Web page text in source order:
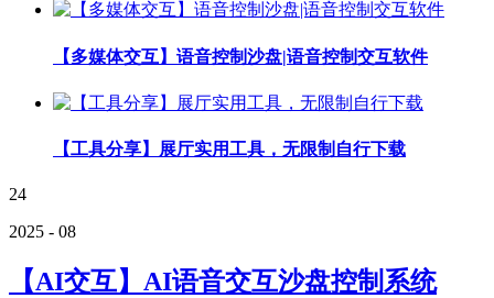
【多媒体交互】语音控制沙盘|语音控制交互软件
【工具分享】展厅实用工具，无限制自行下载
24
2025 - 08
【AI交互】AI语音交互沙盘控制系统